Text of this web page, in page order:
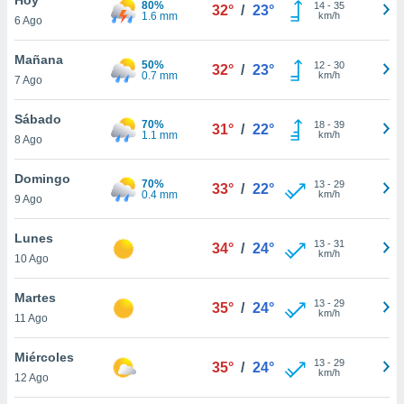
y
en
más
de
6 Ago
80%
1.6 mm
32° / 23° 14- 35
km/h
Mañana
7 Ago
50%
0.7 mm
32° / 23° 12- 30
km/h
Sábado
8 Ago
70%
1.1 mm
31° / 22° 18- 39
km/h
Domingo
9 Ago
70%
0.4 mm
33° / 22° 13- 29
km/h
Lunes
10 Ago
34° / 24° 13- 31
km/h
Martes
11 Ago
35° / 24° 13- 29
km/h
Miércoles
12 Ago
35° / 24° 13- 29
km/h